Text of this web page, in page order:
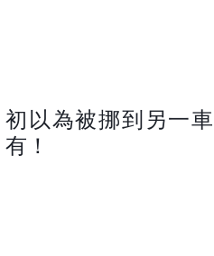
初以為被挪到另一
有！